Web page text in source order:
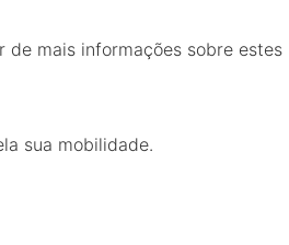
de mais informações sobre estes
sua mobilidade.